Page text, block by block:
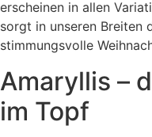
erscheinen in allen
sorgt in unseren Breiten
stimmungsvolle
Amaryllis –
im Topf